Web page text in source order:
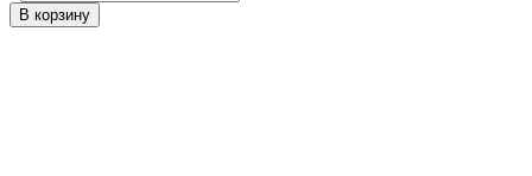
В корзину